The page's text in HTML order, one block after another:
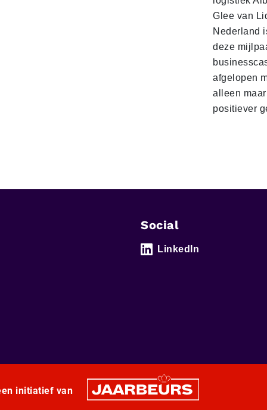
Glee van
Nederland
deze
afgelopen
alleen maar
positiever
Social
LinkedIn
initiatief van